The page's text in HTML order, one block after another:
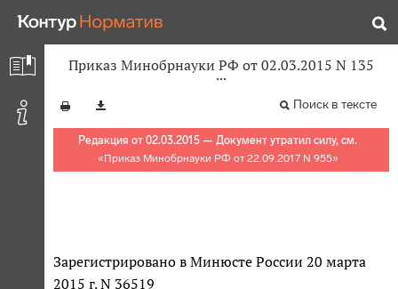
Приказ Минобрнауки РФ от 02.03.2015 N 135
Поиск в тексте
Редакция от 02.03.2015 — Документ утратил силу, см.
«Приказ Минобрнауки РФ от 22.09.2017 N 955»
Зарегистрировано в Минюсте России 20 марта
2015 г. N 36519